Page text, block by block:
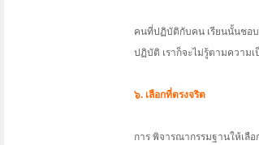
คนที่ปฏิบัติกับคน เรียนนั้นชอบ
ปฏิบัติ เราก็จะไม่รู้ตามความ
๖. เลือกที่ตรงจริต
การ พิจารณากรรมฐานให้เลือ